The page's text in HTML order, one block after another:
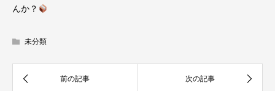
んか？
未分類